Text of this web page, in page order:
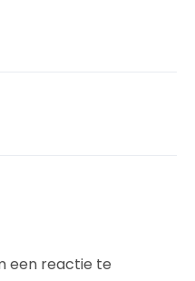
een reactie te